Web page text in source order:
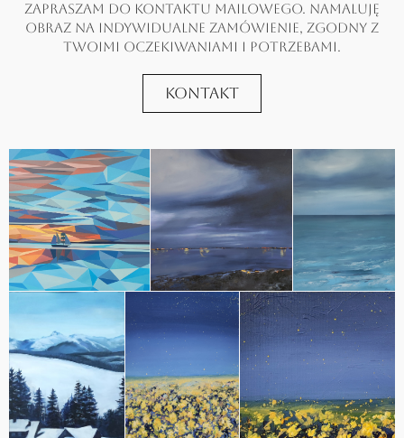
zapraszam do kontaktu mailowego. Namaluję
obraz na indywidualne zamówienie, zgodny z
Twoimi oczekiwaniami i potrzebami.
Kontakt